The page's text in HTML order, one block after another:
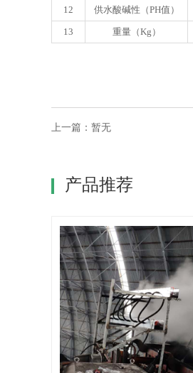
12 供水酸碱性（PH值）
13 重量（Kg）
上一篇：暂无
产品推荐